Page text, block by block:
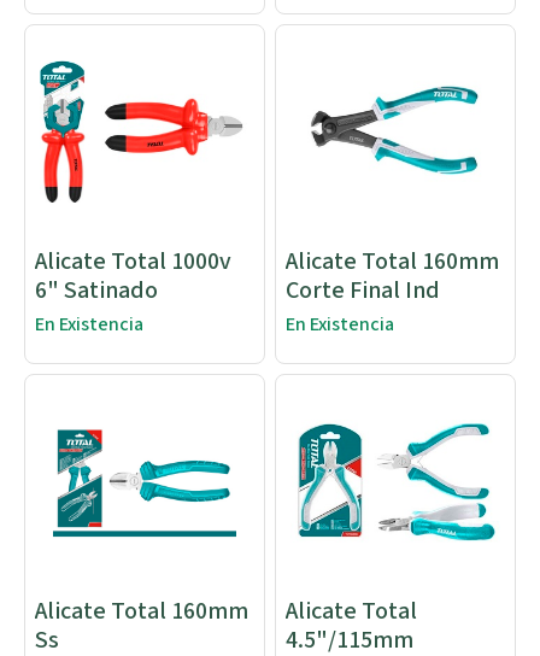
Alicate Total 1000v
6" Satinado
En Existencia
Alicate Total 160mm
Corte Final Ind
En Existencia
Alicate Total 160mm
Ss
Alicate Total
4.5"/115mm